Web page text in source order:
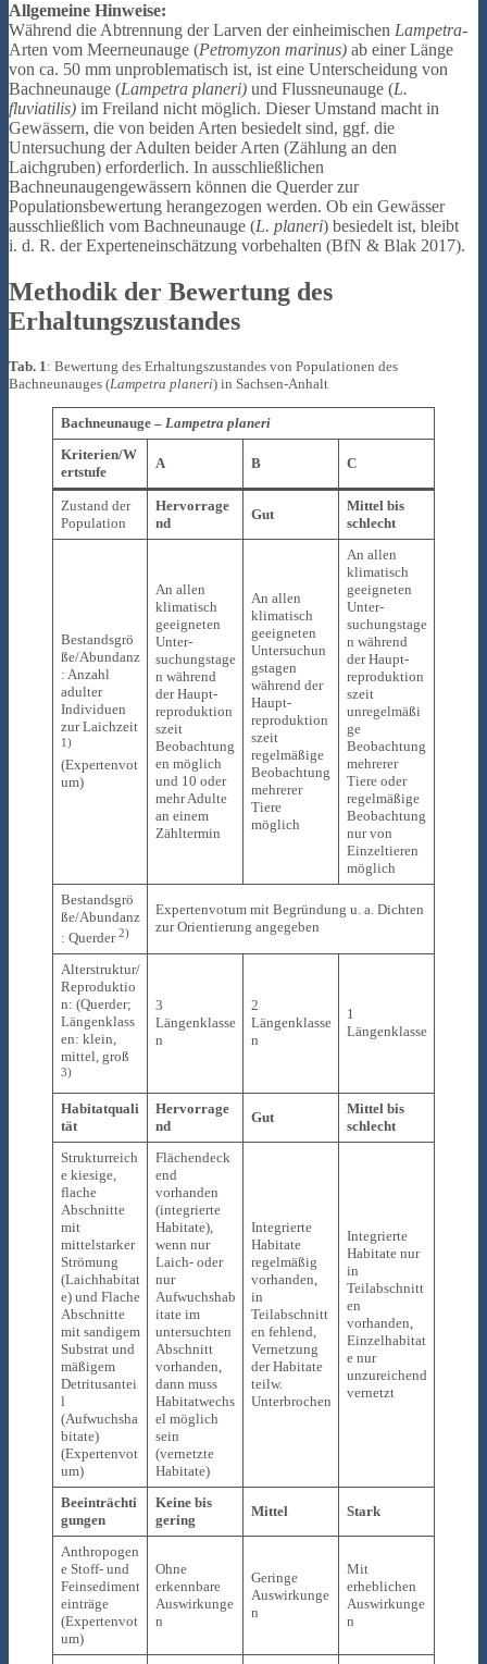
Allgemeine Hinweise:
Während die Abtrennung der Larven der einheimischen Lampetra-
Arten vom Meerneunauge (Petromyzon marinus) ab einer Länge
von ca. 50 mm unproblematisch ist, ist eine Unterscheidung von
Bachneunauge (Lampetra planeri) und Flussneunauge (L.
fluviatilis) im Freiland nicht möglich. Dieser Umstand macht in
Gewässern, die von beiden Arten besiedelt sind, ggf. die
Untersuchung der Adulten beider Arten (Zählung an den
Laichgruben) erforderlich. In ausschließlichen
Bachneunaugengewässern können die Querder zur
Populationsbewertung herangezogen werden. Ob ein Gewässer
ausschließlich vom Bachneunauge (L. planeri) besiedelt ist, bleibt
i. d. R. der Experteneinschätzung vorbehalten (BfN & Blak 2017).
Methodik der Bewertung des
Erhaltungszustandes
Tab. 1 : Bewertung des Erhaltungszustandes von Populationen des
Bachneunauges (Lampetra planeri) in Sachsen-Anhalt
Bachneunauge – Lampetra planeri
Kriterien/W
ertstufe
A B C
Zustand der
Population
Hervorrage
nd
Gut
Mittel bis
schlecht
Bestandsgrö
ße/Abundanz
: Anzahl
adulter
Individuen
zur Laichzeit
1)
(Expertenvot
um)
An allen
klimatisch
geeigneten
Unter­
suchungstage
n während
der Haupt­
reproduktion
s­zeit
Beobachtung
en möglich
und 10 oder
mehr Adulte
an einem
Zähltermin
An allen
klimatisch
geeigneten
Untersuchun
gstagen
während der
Haupt­
reproduktion
s­zeit
regelmäßige
Beobachtung
mehrerer
Tiere
möglich
An allen
klimatisch
geeigneten
Unter­
suchungstage
n während
der Haupt­
reproduktion
szeit
unregelmäßi
ge
Beobachtung
mehrerer
Tiere oder
regelmäßige
Beobachtung
nur von
Einzeltieren
möglich
Bestandsgrö
ße/Abundanz
: Querder2)
Expertenvotum mit Begründung u. a. Dichten
zur Orientierung angegeben
Alterstruktur/
Reproduktio
n: (Querder;
Längenklass
en: klein,
mittel, groß
3)
3
Längenklasse
n
2
Längenklasse
n
1
Längenklasse
Habitatquali
tät
Hervorrage
nd
Gut
Mittel bis
schlecht
Strukturreich
e kiesige,
flache
Abschnitte
mit
mittelstarker
Strömung
(Laichhabitat
e) und Flache
Abschnitte
mit sandigem
Substrat und
mäßigem
Detritusantei
l
(Aufwuchsha
bitate)
(Expertenvot
um)
Flächendeck
end
vorhanden
(integrierte
Habitate),
wenn nur
Laich- oder
nur
Aufwuchshab
itate im
untersuchten
Abschnitt
vorhanden,
dann muss
Habitatwechs
el möglich
sein
(vernetzte
Habitate)
Integrierte
Habitate
regelmäßig
vorhanden,
in
Teilabschnitt
en fehlend,
Vernetzung
der Habitate
teilw.
Unterbrochen
Integrierte
Habitate nur
in
Teilabschnitt
en
vorhanden,
Einzelhabitat
e nur
unzureichend
vernetzt
Beeinträchti
gungen
Keine bis
gering
Mittel Stark
Anthropogen
e Stoff- und
Feinsediment
einträge
(Expertenvot
um)
Ohne
erkennbare
Auswirkunge
n
Geringe
Auswirkunge
n
Mit
erheblichen
Auswirkunge
n